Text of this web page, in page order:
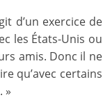
d’un exercice de
les États-Unis ou
amis. Donc il ne
qu’avec certains
»